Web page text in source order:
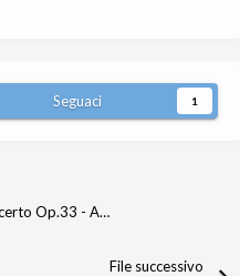
Seguaci 1
Mario Castelnuovo-Tedesco, Concerto Op.33 - Andrés Segovia
File successivo